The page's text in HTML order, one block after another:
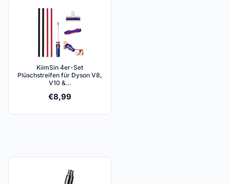
KiimSin 4er-Set
Plüschstreifen für Dyson V8,
V10 &…
€8,99